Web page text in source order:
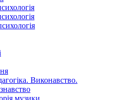
Виконавство.
музики